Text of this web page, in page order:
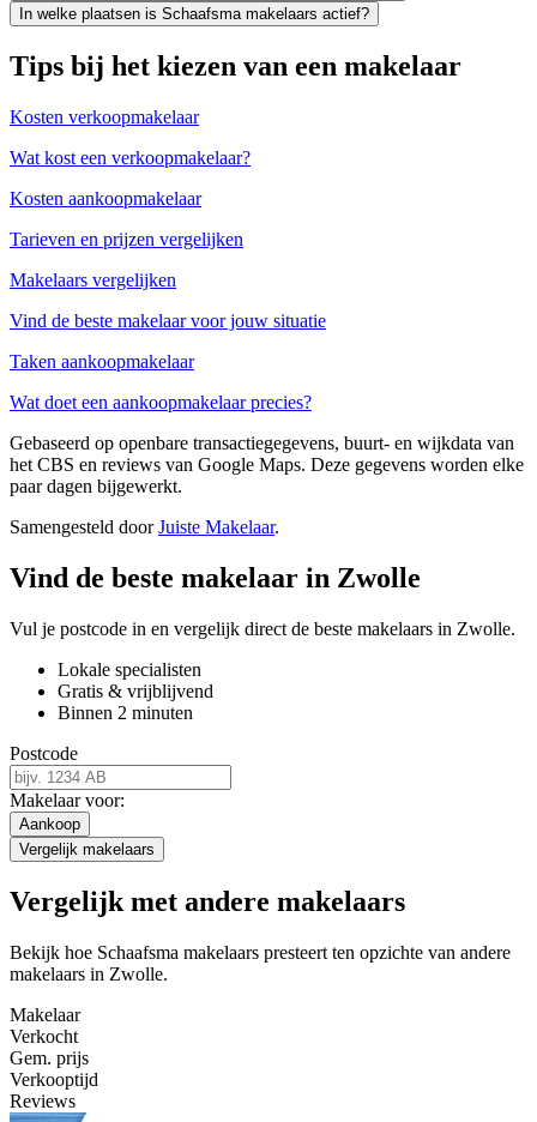
In welke plaatsen is Schaafsma makelaars actief?
Tips bij het kiezen van een makelaar
Kosten verkoopmakelaar
Wat kost een verkoopmakelaar?
Kosten aankoopmakelaar
Tarieven en prijzen vergelijken
Makelaars vergelijken
Vind de beste makelaar voor jouw situatie
Taken aankoopmakelaar
Wat doet een aankoopmakelaar precies?
Gebaseerd op openbare transactiegegevens, buurt- en wijkdata van
het CBS en reviews van Google Maps. Deze gegevens worden elke
paar dagen bijgewerkt.
Samengesteld doorJuiste Makelaar.
Vind de beste makelaar in Zwolle
Vul je postcode in en vergelijk direct de beste makelaars in Zwolle.
Lokale specialisten
Gratis & vrijblijvend
Binnen 2 minuten
Postcode
Makelaar voor:
Aankoop
Vergelijk makelaars
Vergelijk met andere makelaars
Bekijk hoe Schaafsma makelaars presteert ten opzichte van andere
makelaars in Zwolle.
Makelaar
Verkocht
Gem. prijs
Verkooptijd
Reviews